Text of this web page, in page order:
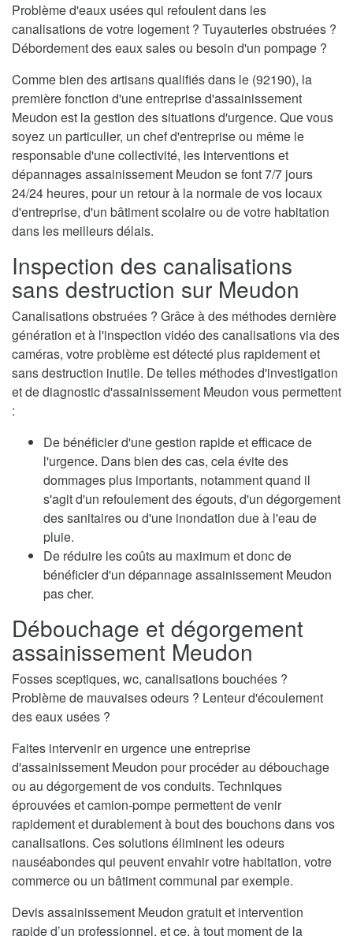
Problème d'eaux usées qui refoulent dans les
canalisations de votre logement ? Tuyauteries obstruées ?
Débordement des eaux sales ou besoin d'un pompage ?
Comme bien des artisans qualifiés dans le (92190), la
première fonction d'une entreprise d'assainissement
Meudon est la gestion des situations d'urgence. Que vous
soyez un particulier, un chef d'entreprise ou même le
responsable d'une collectivité, les interventions et
dépannages assainissement Meudon se font 7/7 jours
24/24 heures, pour un retour à la normale de vos locaux
d'entreprise, d'un bâtiment scolaire ou de votre habitation
dans les meilleurs délais.
Inspection des canalisations
sans destruction sur Meudon
Canalisations obstruées ? Grâce à des méthodes dernière
génération et à l'inspection vidéo des canalisations via des
caméras, votre problème est détecté plus rapidement et
sans destruction inutile. De telles méthodes d'investigation
et de diagnostic d'assainissement Meudon vous permettent
:
De bénéficier d'une gestion rapide et efficace de
l'urgence. Dans bien des cas, cela évite des
dommages plus importants, notamment quand il
s'agit d'un refoulement des égouts, d'un dégorgement
des sanitaires ou d'une inondation due à l'eau de
pluie.
De réduire les coûts au maximum et donc de
bénéficier d'un dépannage assainissement Meudon
pas cher.
Débouchage et dégorgement
assainissement Meudon
Fosses sceptiques, wc, canalisations bouchées ?
Problème de mauvaises odeurs ? Lenteur d'écoulement
des eaux usées ?
Faites intervenir en urgence une entreprise
d'assainissement Meudon pour procéder au débouchage
ou au dégorgement de vos conduits. Techniques
éprouvées et camion-pompe permettent de venir
rapidement et durablement à bout des bouchons dans vos
canalisations. Ces solutions éliminent les odeurs
nauséabondes qui peuvent envahir votre habitation, votre
commerce ou un bâtiment communal par exemple.
Devis assainissement Meudon gratuit et intervention
rapide d’un professionnel, et ce, à tout moment de la